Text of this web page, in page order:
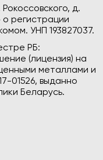
д.
о регистрации
УНП 193827037.
РБ:
(лицензия) на
металлами и
01526, выданно
Беларусь.